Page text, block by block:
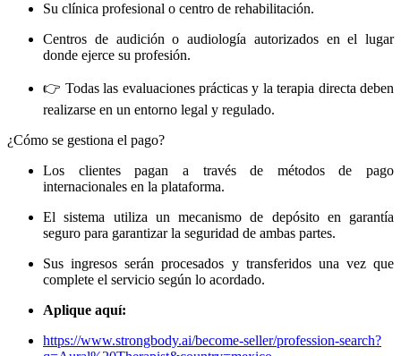
Su clínica profesional o centro de rehabilitación.
Centros de audición o audiología autorizados en el lugar
donde ejerce su profesión.
👉 Todas las evaluaciones prácticas y la terapia directa deben
realizarse en un entorno legal y regulado.
¿Cómo se gestiona el pago?
Los clientes pagan a través de métodos de pago
internacionales en la plataforma.
El sistema utiliza un mecanismo de depósito en garantía
seguro para garantizar la seguridad de ambas partes.
Sus ingresos serán procesados ​​y transferidos una vez que
complete el servicio según lo acordado.
Aplique aquí:
https://www.strongbody.ai/become-seller/profession-search?